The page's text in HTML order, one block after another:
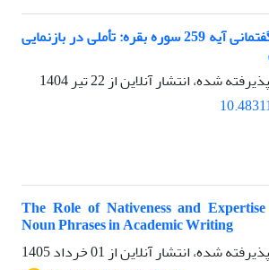
نشانه – معناشناسی گفتمانی آیه 259 سوره بقره: تأملی در بازنمایی
شده، انتشار آنلاین از22 تیر 1404
The Role of Nativeness and
Noun Phrases in Academic Writing
شده، انتشار آنلاین از01 خرداد 1405